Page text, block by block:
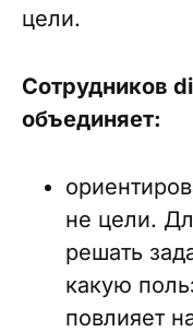
цели.
Сотрудников
объединяет:
не цели.
решать
какую
повлияет